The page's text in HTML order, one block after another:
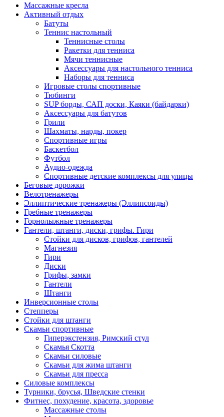
Массажные кресла
Активный отдых
Батуты
Теннис настольный
Теннисные столы
Ракетки для тенниса
Мячи теннисные
Аксессуары для настольного тенниса
Наборы для тенниса
Игровые столы спортивные
Тюбинги
SUP борды, САП доски, Каяки (байдарки)
Аксессуары для батутов
Грили
Шахматы, нарды, покер
Спортивные игры
Баскетбол
Футбол
Аудио-одежда
Спортивные детские комплексы для улицы
Беговые дорожки
Велотренажеры
Эллиптические тренажеры (Эллипсоиды)
Гребные тренажеры
Горнолыжные тренажеры
Гантели, штанги, диски, грифы. Гири
Стойки для дисков, грифов, гантелей
Магнезия
Гири
Диски
Грифы, замки
Гантели
Штанги
Инверсионные столы
Степперы
Стойки для штанги
Скамьи спортивные
Гиперэкстензия, Римский стул
Скамья Скотта
Скамьи силовые
Скамьи для жима штанги
Скамьи для пресса
Силовые комплексы
Турники, брусья, Шведские стенки
Фитнес, похудение, красота, здоровье
Массажные столы